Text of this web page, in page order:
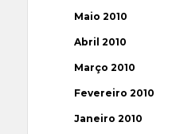
Maio 2010
Abril 2010
Março 2010
Fevereiro 2010
Janeiro 2010